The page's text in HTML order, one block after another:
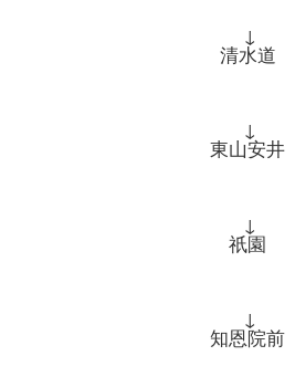
↓
清水道
↓
東山安井
↓
祇園
↓
知恩院前